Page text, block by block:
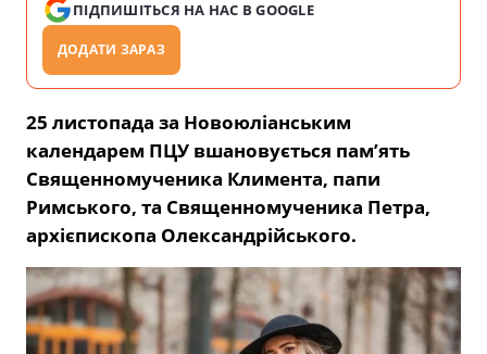
ПІДПИШІТЬСЯ НА НАС В GOOGLE
ДОДАТИ ЗАРАЗ
25 листопада за Новоюліанським
календарем ПЦУ вшановується пам’ять
Священномученика Климента, папи
Римського, та Священномученика Петра,
архієпископа Олександрійського.